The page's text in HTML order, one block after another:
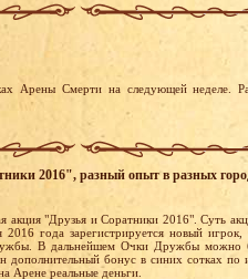
Арены Смерти на следующей неделе.
2016", разный опыт в разных
акция "Друзья и Соратники 2016". Суть
года зарегистрируется новый
В дальнейшем Очки Дружбы можно
бонус в синих сотках по
Арене реальные деньги.